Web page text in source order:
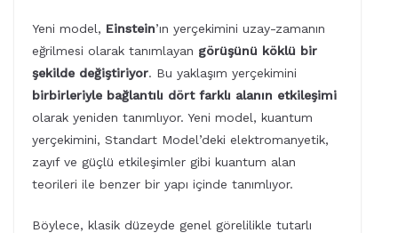
Yeni model, Einstein’ın yerçekimini uzay-zamanın
eğrilmesi olarak tanımlayan görüşünü köklü bir
şekilde değiştiriyor. Bu yaklaşım yerçekimini
birbirleriyle bağlantılı dört farklı alanın etkileşimi
olarak yeniden tanımlıyor. Yeni model, kuantum
yerçekimini, Standart Model’deki elektromanyetik,
zayıf ve güçlü etkileşimler gibi kuantum alan
teorileri ile benzer bir yapı içinde tanımlıyor.
Böylece, klasik düzeyde genel görelilikle tutarlı